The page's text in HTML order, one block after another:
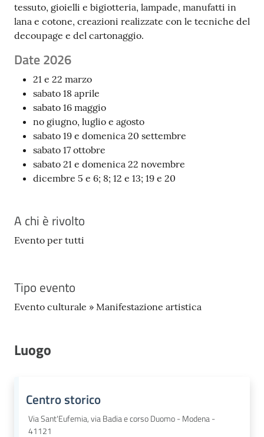
tessuto, gioielli e bigiotteria, lampade, manufatti in
lana e cotone, creazioni realizzate con le tecniche del
decoupage e del cartonaggio.
Date 2026
21 e 22 marzo
sabato 18 aprile
sabato 16 maggio
no giugno, luglio e agosto
sabato 19 e domenica 20 settembre
sabato 17 ottobre
sabato 21 e domenica 22 novembre
dicembre 5 e 6; 8; 12 e 13; 19 e 20
A chi è rivolto
Evento per tutti
Tipo evento
Evento culturale » Manifestazione artistica
Luogo
Centro storico
Via Sant'Eufemia, via Badia e corso Duomo - Modena -
41121